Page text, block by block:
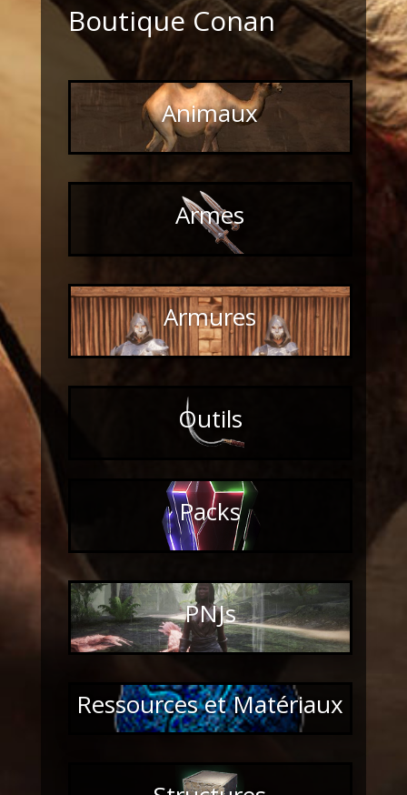
Boutique Conan
Animaux
Armes
Armures
Outils
Packs
PNJs
Ressources et Matériaux